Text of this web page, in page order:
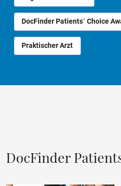
DocFinder Patients´ Choice
Praktischer Arzt
DocFinder